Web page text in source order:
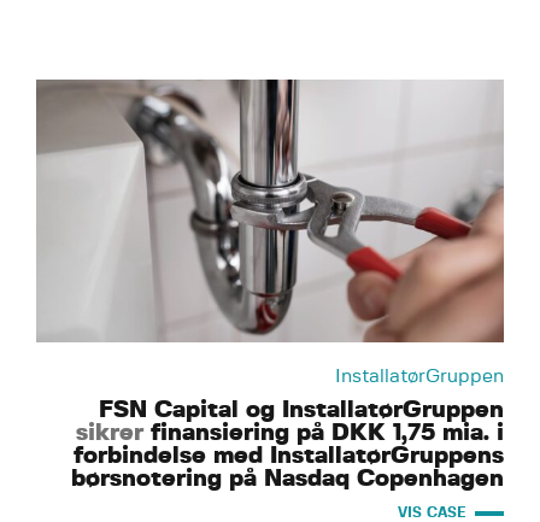
InstallatørGruppen
FSN Capital og InstallatørGruppen
sikrerfinansiering på DKK 1,75 mia. i
forbindelse med InstallatørGruppens
børsnotering på Nasdaq Copenhagen
VIS CASE